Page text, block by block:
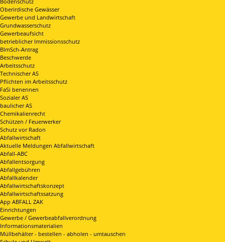
Oberirdische Gewässer
Gewerbe und Landwirtschaft
Grundwasserschutz
Gewerbeaufsicht
betrieblicher Immissionsschutz
BImSch-Antrag
Beschwerde
Arbeitsschutz
Technischer AS
Pflichten im Arbeitsschutz
FaSi benennen
Sozialer AS
baulicher AS
Chemikalienrecht
Schützen / Feuerwerker
Schutz vor Radon
Abfallwirtschaft
Aktuelle Meldungen Abfallwirtschaft
Abfall-ABC
Abfallentsorgung
Abfallgebühren
Abfallkalender
Abfallwirtschaftskonzept
Abfallwirtschaftssatzung
App ABFALL ZAK
Einrichtungen
Gewerbe / Gewerbeabfallverordnung
Informationsmaterialien
Müllbehälter - bestellen - abholen - umtauschen